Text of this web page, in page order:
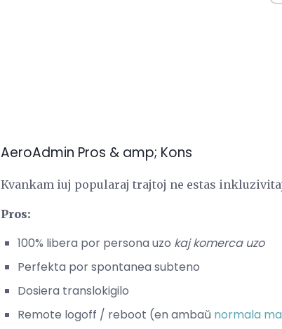
AeroAdmin Pros & amp; Kons
Kvankam iuj popularaj trajtoj ne estas
Pros:
100% libera por persona uzo kaj komerca uzo
Perfekta por spontanea subteno
Dosiera translokigilo
Remote logoff / reboot (en ambaŭ normala